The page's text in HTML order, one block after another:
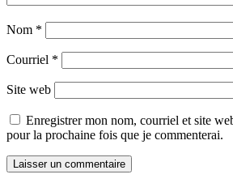
Nom *
Courriel *
Site web
Enregistrer mon nom, courriel et site
pour la prochaine fois que je commenterai.